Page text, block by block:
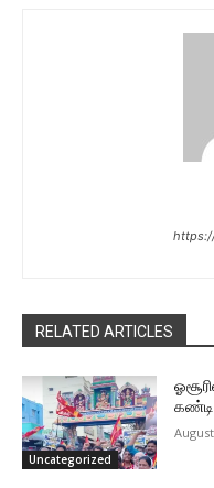
RELATED ARTICLES
Uncategorized